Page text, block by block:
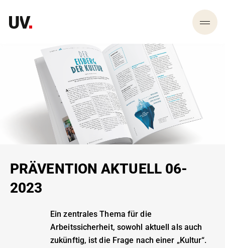
PRÄVENTION AKTUELL 06-
2023
Ein zentrales Thema für die
Arbeitssicherheit, sowohl aktuell als auch
zukünftig, ist die Frage nach einer „Kultur“.